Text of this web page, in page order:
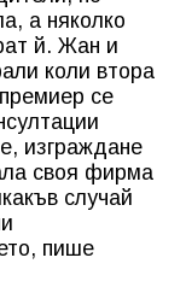
а няколко
й. Жан и
коли втора
се
изграждане
своя фирма
случай
пише